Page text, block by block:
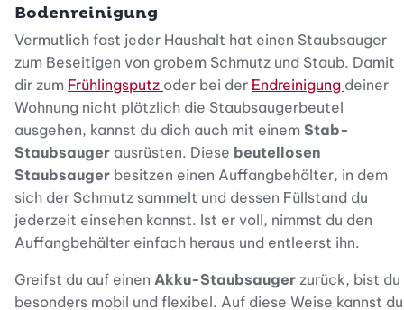
Bodenreinigung
Vermutlich fast jeder Haushalt hat einen Staubsauger
zum Beseitigen von grobem Schmutz und Staub. Damit
dir zum Frühlingsputz oder bei der Endreinigung deiner
Wohnung nicht plötzlich die Staubsaugerbeutel
ausgehen, kannst du dich auch mit einem Stab-
Staubsauger ausrüsten. Diese beutellosen
Staubsauger besitzen einen Auffangbehälter, in dem
sich der Schmutz sammelt und dessen Füllstand du
jederzeit einsehen kannst. Ist er voll, nimmst du den
Auffangbehälter einfach heraus und entleerst ihn.
Greifst du auf einen Akku-Staubsauger zurück, bist du
besonders mobil und flexibel. Auf diese Weise kannst du